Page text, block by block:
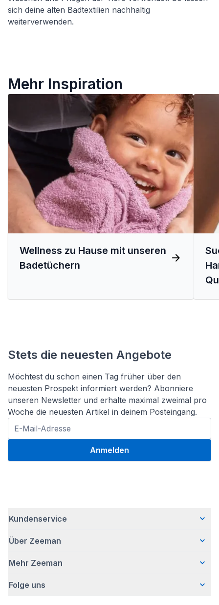
sich deine alten Badtextilien nachhaltig
weiterverwenden.
Mehr Inspiration
Wellness zu Hause mit unseren
Badetüchern
Stets die neuesten Angebote
Möchtest du schon einen Tag früher über den
neuesten Prospekt informiert werden? Abonniere
unseren Newsletter und erhalte maximal zweimal pro
Woche die neuesten Artikel in deinem Posteingang.
Anmelden
Kundenservice
Häufig gestellte Fragen
Lieferung
Retouren
Über Zeeman
Wer wir sind
Verantwortungsvoll Geschäfte machen
Mehr Zeeman
Presse
Folge uns